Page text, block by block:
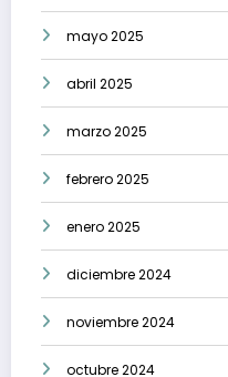
mayo 2025
abril 2025
marzo 2025
febrero 2025
enero 2025
diciembre 2024
noviembre 2024
octubre 2024